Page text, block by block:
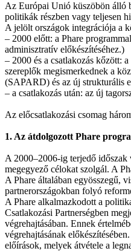
Az Európai Unió küszöbön álló
politikák részben vagy teljesen
A jelölt országok integrációja a
– 2000 előtt: a Phare
adminisztratív előkészítéséhez.)
– 2000 és a csatlakozás kőzött:
szereplők megismerkednek a
(SAPARD) és az új strukturális
– a csatlakozás után: az új
Az előcsatlakozási csomag
1. Az átdolgozott Phare
A 2000–2006-ig terjedő időszak
megegyező célokat szolgál. A
A Phare általában egyösszegű,
partnerországokban folyó
A Phare alkalmazkodott a
Csatlakozási Partnerségben
végrehajtásában. Ennek
végrehajtásának
előírások, melyek átvétele a